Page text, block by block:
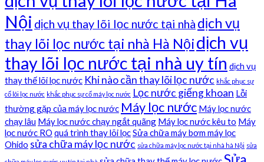
Nội dịch vụ thay lõi lọc nước tại nhà dịch vụ
thay lõi lọc nước tại nhà Hà Nộidịch vụ
thay lõi lọc nước tại nhà uy tín dịch vụ
thay thế lõi lọc nước Khi nào cần thay lõi lọc nước khắc phục sự
cố lõi lọc nước khắc phục sự cố máy lọc nước Lọc nước giếng khoan Lỗi
thường gặp của máy lọc nước Máy lọc nước Máy lọc nước
chạy lâu Máy lọc nước chạy ngắt quãng Máy lọc nước kêu to Máy
lọc nước RO quá trình thay lõi lọcSửa chữa máy bơm máy lọc
Ohido sửa chữa máy lọc nước sửa chữa máy lọc nước tại nhà hà Nội sửa